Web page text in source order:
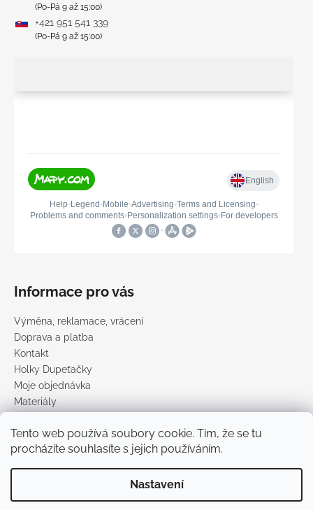
Tento web používá soubory cookie. Tím, že se tu
procházíte souhlasíte s jejich používáním.
Nastavení
(Po-Pá 9 až 15:00)
+421 951 541 339
(Po-Pá 9 až 15:00)
Informace pro vás
Výměna, reklamace, vrácení
Doprava a platba
Kontakt
Holky Dupeťačky
Moje objednávka
Materiály
Podmínky ochrany osobních údajů
Prodávané značky